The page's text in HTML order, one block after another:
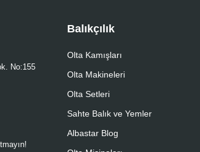
No:155
Balıkçılık
Olta Kamışları
Olta Makineleri
Olta Setleri
Sahte Balık ve Yemler
Albastar Blog